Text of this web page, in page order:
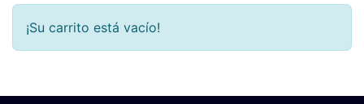
¡Su carrito está vacío!